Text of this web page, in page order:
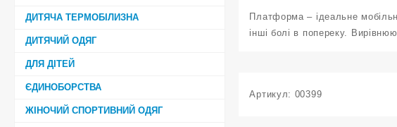
ДИТЯЧА ТЕРМОБІЛИЗНА
ДИТЯЧИЙ ОДЯГ
ДЛЯ ДІТЕЙ
ЄДИНОБОРСТВА
ЖІНОЧИЙ СПОРТИВНИЙ ОДЯГ
Платформа – ідеальне
інші болі в попереку.
Артикул: 00399